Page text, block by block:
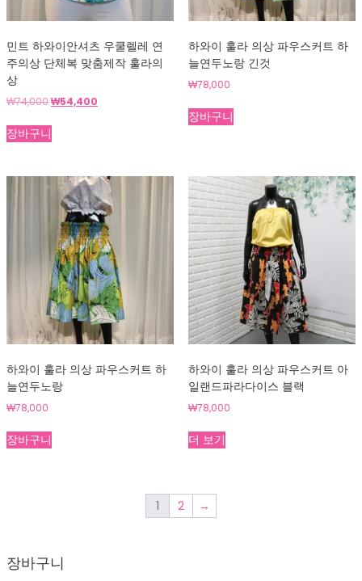
민트 하와이안셔츠 우쿨렐레 연
주의상 단체복 맞춤제작 훌라의
상
₩74,000원
가
격:
₩54,400
장바구니
하와이 훌라 의상 파우스커트 하
늘연두노랑 긴것
₩78,000
장바구니
하와이 훌라 의상 파우스커트 하
늘연두노랑
₩78,000
장바구니
하와이 훌라 의상 파우스커트 아
일랜드파라다이스 블랙
₩78,000
더 보기
1 2 →
장바구니